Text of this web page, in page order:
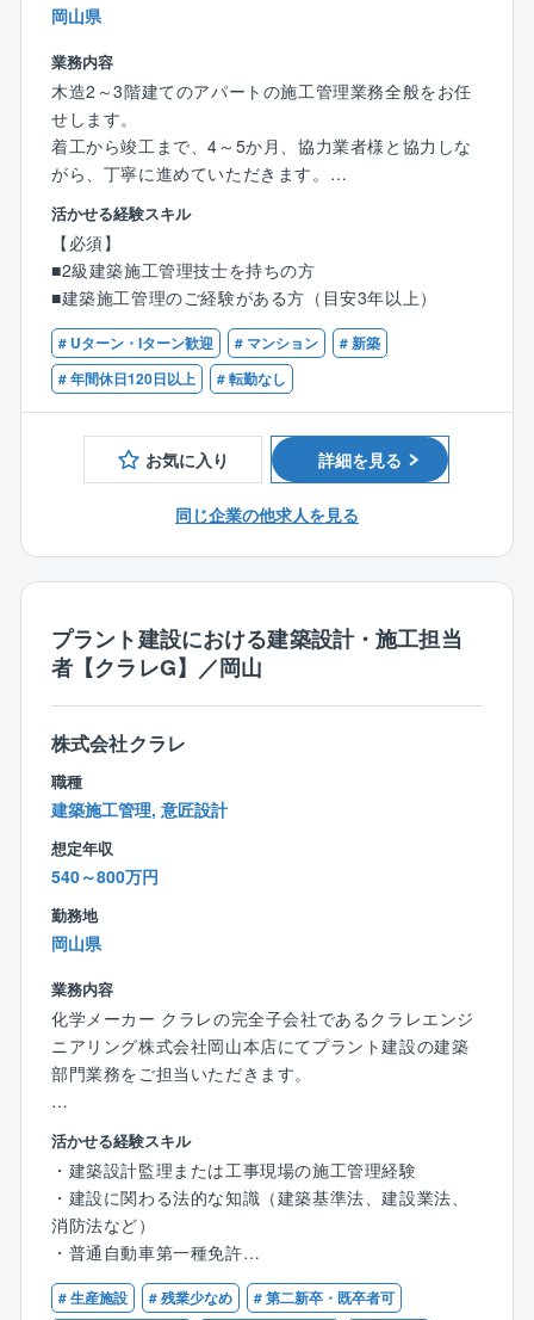
同社が目指している住宅供給数日本No.1に向け、順調
あと6年で住宅供給数No.1が見えています。
そんな伸びに伸びている同社ですから、拡大ペースに
比べて幹部候補の社員が足りていません。
30代で部長クラスはもちろん、役員も十分目指せま
す。上場企業の幹部になれるチャンスのある企業はそ
う多くはないはず。
○同社は、男女・社歴・年齢を問わないフラットな評価
体制、高い給与水準、産休育休取得のしやすさ、産休
ど、社員の働く環境づくりに力を入れてきました。
その結果、業界の離職率が20％を超える中、同社は1
0％程度です。
を取得しており、国からも女性の働き方を認められて
いる企業です。
度"を導入しています。
・社会人経験3年未満：契約社員としての更新期間（3
カ月、3カ月、6カ月）
※社会人経験とは、正社員・契約社員としての就業経験
を指します。
岡山県
業務内容
木造2～3階建てのアパートの施工管理業務全般をお任
せします。
着工から竣工まで、4～5か月、協力業者様と協力しな
がら、丁寧に進めていただきます。
※岡山支店へ配属予定です。
【具体的には】
■現場協力業者への指示や品質管理、工程管理、安全管
理、原価管理
■アパートの着工からお引渡しまでの全体管理
※現場管理アプリ「ダンドリワーク」を使用していきま
す。
〈ポジションの魅力〉
完全自社設計のため、社会人女性をターゲットに、デ
ザインや設備へこだわり、土地の形に合わせた間取り
や部屋の配置、防音対策、セキュリティ対策、地震対
策等を施した最新鋭のアパートです。
不動産の知識も身につけることが出来ます。
〈同社の魅力〉
◎圧倒的な収益性、入居率を誇る木造アパート経営の
ております。開発する物件はデザイン性やセキュリテ
ィ面、防音性に優れており、充実設備の質の良い木造
アパートであるため、入居率は99％と業界の中でも高
す。
◎2025年から福岡本社を天神ガーデンシティへ移転！
今後も更なる販路拡大を目指しております。
活かせる経験スキル
【必須】
■2級建築施工管理技士を持ちの方
■建築施工管理のご経験がある方（目安3年以上）
# Uターン・Iターン歓迎 # マンション
# 新築
# 年間休日120日以上
# 転勤なし
お気に入り 詳細を見る
同じ企業の他求人を見る
プラント建設における建築設計・施工担当
者【クラレG】／岡山
株式会社クラレ
職種
建築施工管理, 意匠設計
想定年収
540～800万円
勤務地
岡山県
業務内容
化学メーカー クラレの完全子会社であるクラレエンジ
ニアリング株式会社岡山本店にてプラント建設の建築
部門業務をご担当いただきます。
株式会社クラレに入社いただき、同時にクラレエンジ
ニアリング株式会社への出向となります。
【主な業務】
・クラレグループ内外企業のプラント建設を受注（建
築部門の業務担当）
・建設エリアのレイアウト、建築物の設計・施工
活かせる経験スキル
・建築設計監理または工事現場の施工管理経験
・建設に関わる法的な知識（建築基準法、建設業法、
消防法など）
・普通自動車第一種免許
【なお可（WANT)】
# 生産施設 # 残業少なめ
# 第二新卒・既卒者可